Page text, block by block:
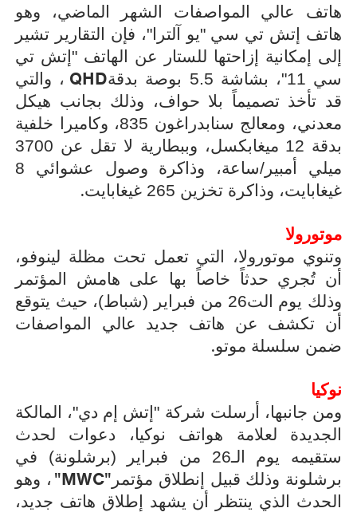
هاتف عالي المواصفات الشهر الماضي، وهو
هاتف إتش تي سي "يو آلترا"، فإن التقارير تشير
إلى إمكانية إزاحتها للستار عن الهاتف "إتش تي
سي 11"، بشاشة 5.5 بوصة بدقة
QHD ، والتي
قد تأخذ تصميماً بلا حواف، وذلك بجانب هيكل
معدني، ومعالج سنابدراغون 835، وكاميرا خلفية
بدقة 12 ميغابكسل، وببطارية لا تقل عن 3700
ميلي أمبير/ساعة، وذاكرة وصول عشوائي 8
غيغابايت، وذاكرة تخزين 265 غيغابايت
.
موتورولا
وتنوي موتورولا، التي تعمل تحت مظلة لينوفو،
أن تُجري حدثاً خاصاً بها على هامش المؤتمر
وذلك يوم الت26 من فبراير (شباط)، حيث يتوقع
أن تكشف عن هاتف جديد عالي المواصفات
ضمن سلسلة موتو.
نوكيا
ومن جانبها، أرسلت شركة "إتش إم دي"، المالكة
الجديدة لعلامة هواتف نوكيا، دعوات لحدث
ستقيمه يوم الـ26 من فبراير (برشلونة) في
برشلونة وذلك قبيل إنطلاق مؤتمر "MWC" ، وهو
الحدث الذي ينتظر أن يشهد إطلاق هاتف جديد،